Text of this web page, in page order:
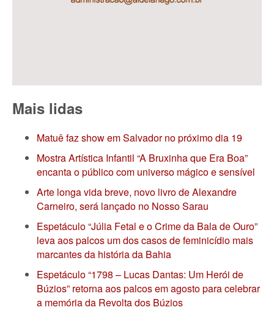
Mais lidas
Matuê faz show em Salvador no próximo dia 19
Mostra Artística Infantil “A Bruxinha que Era Boa”
encanta o público com universo mágico e sensível
Arte longa vida breve, novo livro de Alexandre
Carneiro, será lançado no Nosso Sarau
Espetáculo “Júlia Fetal e o Crime da Bala de Ouro”
leva aos palcos um dos casos de feminicídio mais
marcantes da história da Bahia
Espetáculo “1798 – Lucas Dantas: Um Herói de
Búzios” retorna aos palcos em agosto para celebrar
a memória da Revolta dos Búzios